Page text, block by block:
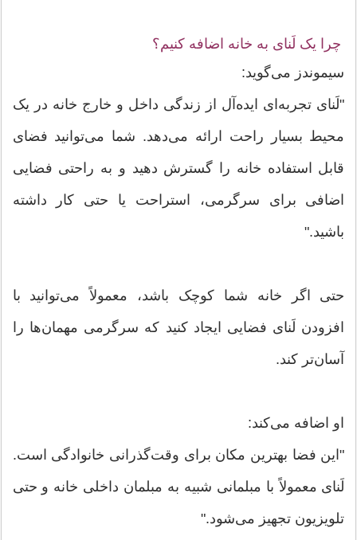
چرا یک لَنای به خانه اضافه کنیم؟
سیموندز می‌گوید:
"لَنای تجربه‌ای ایده‌آل از زندگی داخل و خارج خانه در یک
محیط بسیار راحت ارائه می‌دهد. شما می‌توانید فضای
قابل استفاده خانه را گسترش دهید و به راحتی فضایی
اضافی برای سرگرمی، استراحت یا حتی کار داشته
باشید."
حتی اگر خانه شما کوچک باشد، معمولاً می‌توانید با
افزودن لَنای فضایی ایجاد کنید که سرگرمی مهمان‌ها را
آسان‌تر کند.
او اضافه می‌کند:
"این فضا بهترین مکان برای وقت‌گذرانی خانوادگی است.
لَنای معمولاً با مبلمانی شبیه به مبلمان داخلی خانه و حتی
تلویزیون تجهیز می‌شود."